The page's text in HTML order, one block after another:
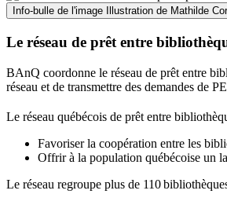
Info-bulle de l'image Illustration de Mathilde
Le réseau de prêt entre
BAnQ coordonne le réseau de prêt entre
réseau et de transmettre des demandes de
Le réseau québécois de prêt entre
Favoriser la coopération entre les
Offrir à la population québécoise un
Le réseau regroupe plus de 110bibliothè